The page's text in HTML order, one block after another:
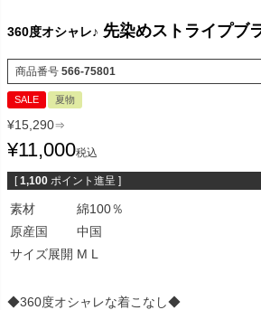
360度オシャレ♪ 先染めストライプブ
商品番号 566-75801
SALE 夏物
¥15,290⇒
¥11,000税込
[ 1,100 ポイント進呈 ]
素材
綿100％
原産国
中国
サイズ展開 M L
◆360度オシャレな着こなし◆